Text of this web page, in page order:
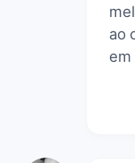
ao
em